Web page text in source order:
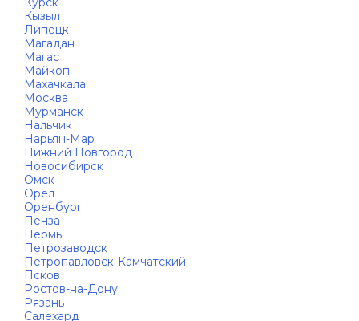
Кызыл
Липецк
Магадан
Магас
Майкоп
Махачкала
Москва
Мурманск
Нальчик
Нарьян-Мар
Нижний Новгород
Новосибирск
Омск
Орёл
Оренбург
Пенза
Пермь
Петрозаводск
Петропавловск-Камчатский
Псков
Ростов-на-Дону
Рязань
Салехард